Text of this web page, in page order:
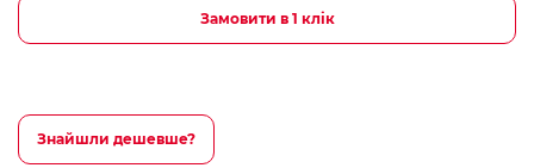
Замовити в 1 клік
Знайшли дешевше?